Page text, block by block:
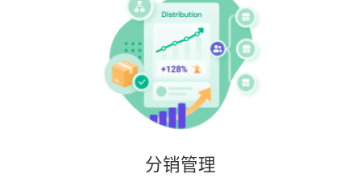
分销管理